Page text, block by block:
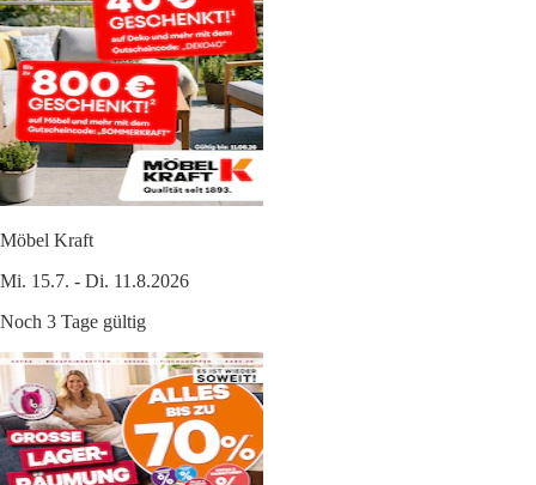
Möbel Kraft
Mi. 15.7. - Di. 11.8.2026
Noch 3 Tage gültig